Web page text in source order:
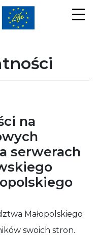
na
serwerach
Małopolskiego
swoich stron.